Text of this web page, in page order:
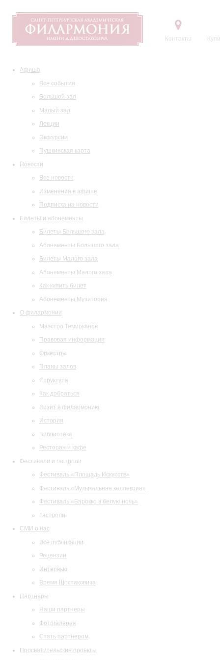
Контакты
Афиша
Все события
Большой зал
Малый зал
Лекции
Экскурсии
Пушкинская карта
Новости
Все новости
Изменения в афише
Подписка на новости
Билеты и абонементы
Билеты Большого зала
Абонементы Большого зала
Билеты Малого зала
Абонементы Малого зала
Как купить билет
Абонементы Музитория
О филармонии
Маэстро Темирканов
Правовая информация
Оркестры
Планы залов
Структура
Как добраться
Визит в филармонию
История
Библиотека
Ресторан и кафе
Фестивали и гастроли
Фестиваль «Площадь Искусств»
Фестиваль «Музыкальная коллекция»
Фестиваль «Барокко в белую ночь»
Гастроли
СМИ о нас
Все публикации
Рецензии
Интервью
Время Шостаковича
Партнеры
Наши партнеры
Фотогалерея
Стать партнером
Просветительские проекты